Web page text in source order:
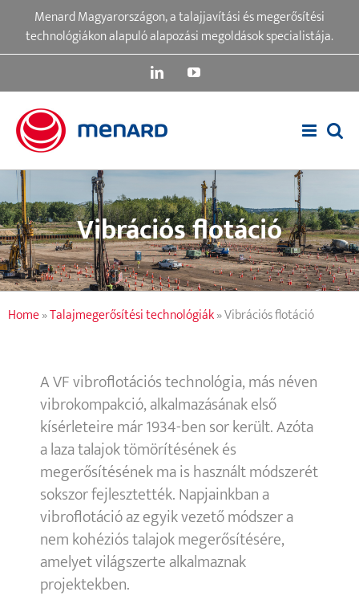
content
Menard Magyarországon, a talajjavítási és megerősítési
technológiákon alapuló alapozási megoldások specialistája.
LinkedInYouTube
Vibrációs flotáció
Home»Talajmegerősítési technológiák»Vibrációs flotáció
A VF vibroflotációs technológia, más néven
vibrokompakció, alkalmazásának első
kísérleteire már 1934-ben sor került. Azóta
a laza talajok tömörítésének és
megerősítésének ma is használt módszerét
sokszor fejlesztették. Napjainkban a
vibroflotáció az egyik vezető módszer a
nem kohéziós talajok megerősítésére,
amelyet világszerte alkalmaznak
projektekben.